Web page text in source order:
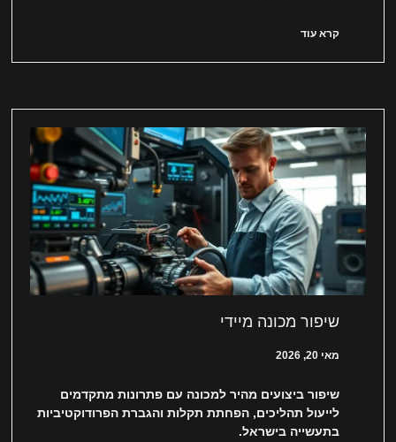
קרא עוד
שיפור מכונה מיידי
מאי 20, 2026
שיפור ביצועים מהיר למכונה עם פתרונות מתקדמים
לייעול תהליכים, הפחתת תקלות והגברת הפרודוקטיביות
בתעשייה בישראל.